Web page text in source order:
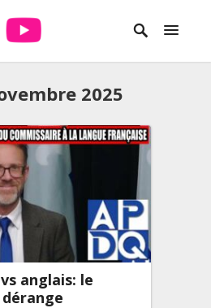
2025
anglais: le